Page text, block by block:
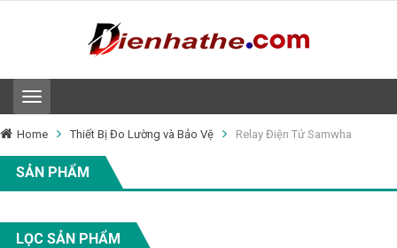
T
o
g
l
e
n
v
i
Home Thiết Bị Đo Lường và Bảo Vệ Relay Điện Tử Samwha
SẢN PHẨM
LỌC SẢN PHẨM